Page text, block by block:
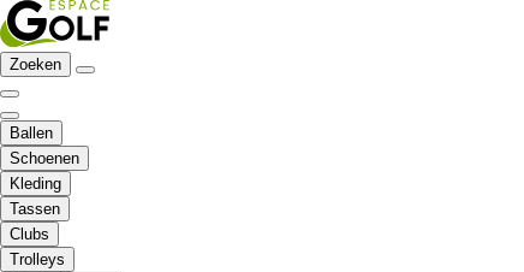
Zoeken
Ballen
Schoenen
Kleding
Tassen
Clubs
Trolleys